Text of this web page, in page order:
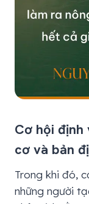
Cơ hội định
cơ và bản
Trong khi đó,
những người